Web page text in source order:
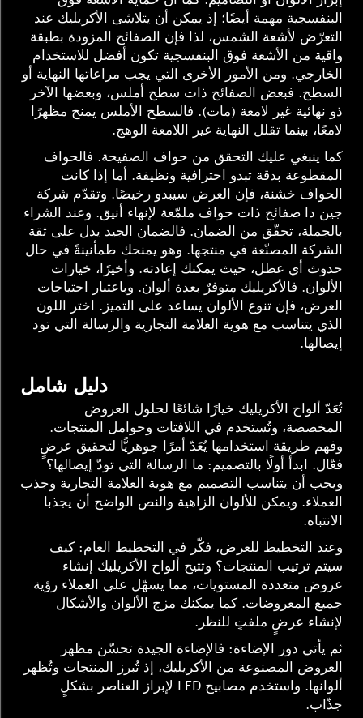
البنفسجية مهمة أيضًا؛ إذ يمكن أن يتلاشى الأكريليك عند
التعرّض لأشعة الشمس، لذا فإن الصفائح المزودة بطبقة
واقية من الأشعة فوق البنفسجية تكون أفضل للاستخدام
الخارجي. ومن الأمور الأخرى التي يجب مراعاتها النهاية أو
السطح. فبعض الصفائح ذات سطح أملس، وبعضها الآخر
ذو نهائية غير لامعة (مات). فالسطح الأملس يمنح مظهرًا
لامعًا، بينما تقلل النهاية غير اللامعة الوهج.
كما ينبغي عليك التحقق من حواف الصفيحة. فالحواف
المقطوعة بدقة تبدو احترافية ونظيفة. أما إذا كانت
الحواف خشنة، فإن العرض سيبدو رخيصًا. وتقدّم شركة
جين دا صفائح ذات حواف ملمّعة لإنهاء أنيق. وعند الشراء
بالجملة، تحقّق من الضمان. فالضمان الجيد يدل على ثقة
الشركة المصنّعة في منتجها. وهو يمنحك طمأنينةً في حال
حدوث أي عطل، حيث يمكنك إعادته. وأخيرًا، خيارات
الألوان. فالأكريليك متوفرٌ بعدة ألوان. وباعتبار احتياجات
العرض، فإن تنوع الألوان يساعد على التميز. اختر اللون
الذي يتناسب مع هوية العلامة التجارية والرسالة التي تود
إيصالها.
دليل شامل
تُعَدّ ألواح الأكريليك خيارًا شائعًا لحلول العروض
المخصصة، وتُستخدم في اللافتات وحوامل المنتجات.
وفهم طريقة استخدامها يُعَدّ أمرًا جوهريًّا لتحقيق عرضٍ
فعّال. ابدأ أولًا بالتصميم: ما الرسالة التي تودّ إيصالها؟
ويجب أن يتناسب التصميم مع هوية العلامة التجارية وجذب
العملاء. ويمكن للألوان الزاهية والنص الواضح أن يجذبا
الانتباه.
وعند التخطيط للعرض، فكّر في التخطيط العام: كيف
سيتم ترتيب المنتجات؟ وتتيح ألواح الأكريليك إنشاء
عروض متعددة المستويات، مما يسهّل على العملاء رؤية
جميع المعروضات. كما يمكنك مزج الألوان والأشكال
لإنشاء عرضٍ ملفتٍ للنظر.
ثم يأتي دور الإضاءة: فالإضاءة الجيدة تحسّن مظهر
العروض المصنوعة من الأكريليك، إذ تُبرز المنتجات وتُظهر
ألوانها. واستخدم مصابيح LED لإبراز العناصر بشكلٍ
جذّاب.